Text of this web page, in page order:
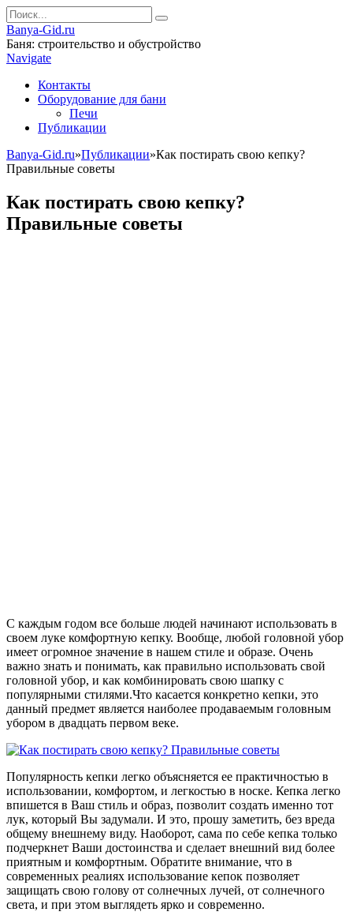
Banya-Gid.ru
Баня: строительство и обустройство
Navigate
Контакты
Оборудование для бани
Печи
Публикации
Banya-Gid.ru»Публикации»Как постирать свою кепку?
Правильные советы
Как постирать свою кепку?
Правильные советы
С каждым годом все больше людей начинают использовать в
своем луке комфортную кепку. Вообще, любой головной убор
имеет огромное значение в нашем стиле и образе. Очень
важно знать и понимать, как правильно использовать свой
головной убор, и как комбинировать свою шапку с
популярными стилями.Что касается конкретно кепки, это
данный предмет является наиболее продаваемым головным
убором в двадцать первом веке.
Популярность кепки легко объясняется ее практичностью в
использовании, комфортом, и легкостью в носке. Кепка легко
впишется в Ваш стиль и образ, позволит создать именно тот
лук, который Вы задумали. И это, прошу заметить, без вреда
общему внешнему виду. Наоборот, сама по себе кепка только
подчеркнет Ваши достоинства и сделает внешний вид более
приятным и комфортным. Обратите внимание, что в
современных реалиях использование кепок позволяет
защищать свою голову от солнечных лучей, от солнечного
света, и при этом выглядеть ярко и современно.